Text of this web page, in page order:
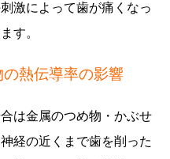
激によって歯が痛くなっ
す。
熱伝導率の影響
は金属のつめ物・かぶせ
経の近くまで歯を削った